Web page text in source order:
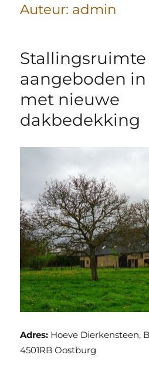
Auteur: admin
Stallingsruimte
aangeboden
met nieuwe
dakbedekking
Adres: Hoeve Dierkensteen,
4501RB Oostburg